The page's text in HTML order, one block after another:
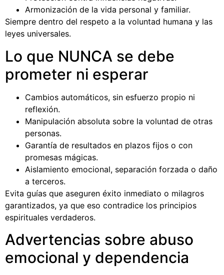
Armonización de la vida personal y familiar.
Siempre dentro del respeto a la voluntad humana y las
leyes universales.
Lo que NUNCA se debe
prometer ni esperar
Cambios automáticos, sin esfuerzo propio ni
reflexión.
Manipulación absoluta sobre la voluntad de otras
personas.
Garantía de resultados en plazos fijos o con
promesas mágicas.
Aislamiento emocional, separación forzada o daño
a terceros.
Evita guías que aseguren éxito inmediato o milagros
garantizados, ya que eso contradice los principios
espirituales verdaderos.
Advertencias sobre abuso
emocional y dependencia